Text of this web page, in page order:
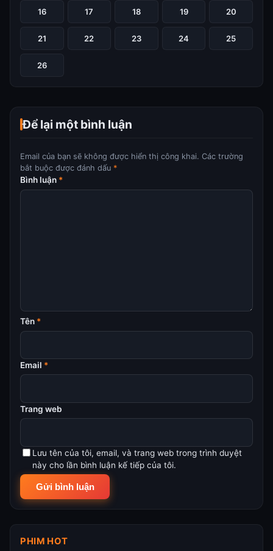
16 17 18 19 20
21 22 23 24 25
26
Để lại một bình luận
Email của bạn sẽ không được hiển thị công khai. Các trường
bắt buộc được đánh dấu *
Bình luận *
Tên *
Email *
Trang web
Lưu tên của tôi, email, và trang web trong trình duyệt
này cho lần bình luận kế tiếp của tôi.
PHIM HOT